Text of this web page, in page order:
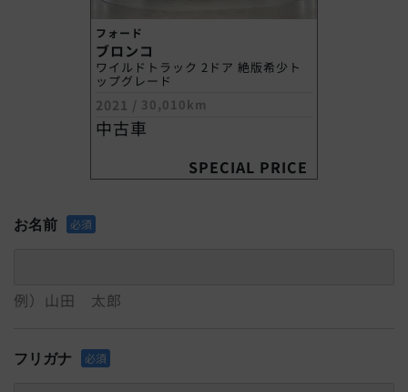
フォード
ブロンコ
ワイルドトラック 2ドア 絶版希少ト
ップグレード
2021 / 30,010km
中古車
SPECIAL PRICE
お名前 必須
例）山田 太郎
フリガナ 必須